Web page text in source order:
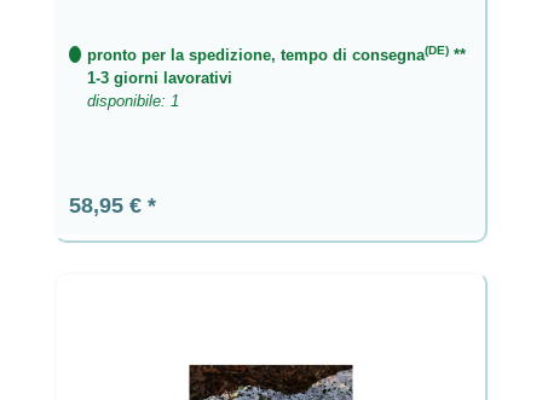
pronto per la spedizione, tempo di consegna(DE) **
1-3 giorni lavorativi
disponibile: 1
Prezzo normale:
58,95 €